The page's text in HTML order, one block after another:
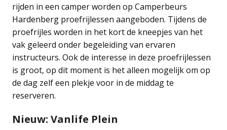
rijden in een camper worden op Camperbeurs
Hardenberg proefrijlessen aangeboden. Tijdens de
proefrijles worden in het kort de kneepjes van het
vak geleerd onder begeleiding van ervaren
instructeurs. Ook de interesse in deze proefrijlessen
is groot, op dit moment is het alleen mogelijk om op
de dag zelf een plekje voor in de middag te
reserveren.
Nieuw: Vanlife Plein